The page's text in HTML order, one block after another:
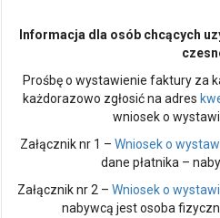
Informacja dla osób chcących
Prośbę o wystawienie faktury za
każdorazowo zgłosić na adres
wniosek o
Załącznik nr 1 – Wniosek o
dane płatnika –
Załącznik nr 2 – Wniosek o
nabywcą jest osoba